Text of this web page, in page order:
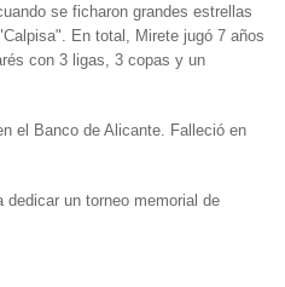
se ficharon grandes estrellas
En total, Mirete jugó 7 años
con 3 ligas, 3 copas y un
el Banco de Alicante. Falleció en
dedicar un torneo memorial de